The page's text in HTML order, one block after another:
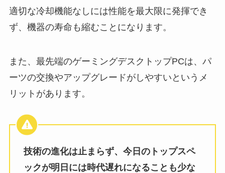
適切な冷却機能なしには性能を最大限に発揮でき
ず、機器の寿命も縮むことになります。
また、最先端のゲーミングデスクトップPCは、パ
ーツの交換やアップグレードがしやすいというメ
リットがあります。
技術の進化は止まらず、今日のトップスペ
ックが明日には時代遅れになることも少な